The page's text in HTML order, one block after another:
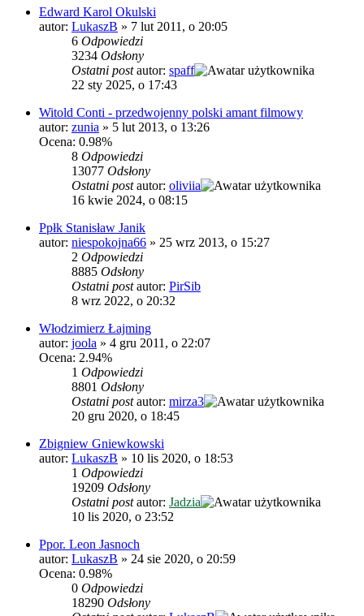
Edward Karol Okulski
autor: LukaszB » 7 lut 2011, o 20:05
6 Odpowiedzi
3234 Odsłony
Ostatni postautor: spaff
22 sty 2025, o 17:43
Witold Conti - przedwojenny polski amant filmowy
autor: zunia » 5 lut 2013, o 13:26
Ocena: 0.98%
8 Odpowiedzi
13077 Odsłony
Ostatni postautor: oliviia
16 kwie 2024, o 08:15
Ppłk Stanisław Janik
autor: niespokojna66 » 25 wrz 2013, o 15:27
2 Odpowiedzi
8885 Odsłony
Ostatni postautor: PirSib
8 wrz 2022, o 20:32
Włodzimierz Łajming
autor: joola » 4 gru 2011, o 22:07
Ocena: 2.94%
1 Odpowiedzi
8801 Odsłony
Ostatni postautor: mirza3
20 gru 2020, o 18:45
Zbigniew Gniewkowski
autor: LukaszB » 10 lis 2020, o 18:53
1 Odpowiedzi
19209 Odsłony
Ostatni postautor: Jadzia
10 lis 2020, o 23:52
Ppor. Leon Jasnoch
autor: LukaszB » 24 sie 2020, o 20:59
Ocena: 0.98%
0 Odpowiedzi
18290 Odsłony